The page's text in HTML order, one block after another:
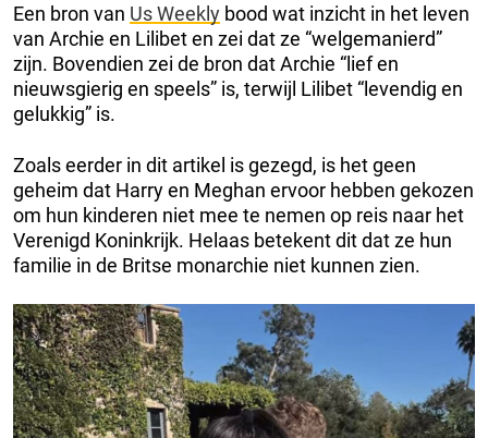
Een bron van Us Weekly bood wat inzicht in het leven
van Archie en Lilibet en zei dat ze “welgemanierd”
zijn. Bovendien zei de bron dat Archie “lief en
nieuwsgierig en speels” is, terwijl Lilibet “levendig en
gelukkig” is.
Zoals eerder in dit artikel is gezegd, is het geen
geheim dat Harry en Meghan ervoor hebben gekozen
om hun kinderen niet mee te nemen op reis naar het
Verenigd Koninkrijk. Helaas betekent dit dat ze hun
familie in de Britse monarchie niet kunnen zien.